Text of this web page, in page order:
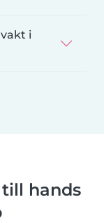
i
hands